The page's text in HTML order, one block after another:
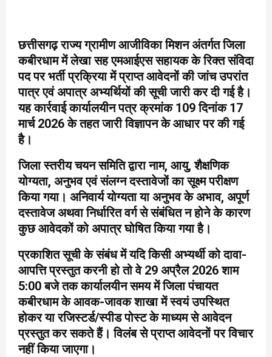
छत्तीसगढ़ राज्य ग्रामीण आजीविका मिशन अंतर्गत जिला
कबीरधाम में लेखा सह एमआईएस सहायक के रिक्त संविदा
पद पर भर्ती प्रक्रिया में प्राप्त आवेदनों की जांच उपरांत
पात्र एवं अपात्र अभ्यर्थियों की सूची जारी कर दी गई है।
यह कार्रवाई कार्यालयीन पत्र क्रमांक 109 दिनांक 17
मार्च 2026 के तहत जारी विज्ञापन के आधार पर की गई
है।
जिला स्तरीय चयन समिति द्वारा नाम, आयु, शैक्षणिक
योग्यता, अनुभव एवं संलग्न दस्तावेजों का सूक्ष्म परीक्षण
किया गया। अनिवार्य योग्यता या अनुभव के अभाव, अपूर्ण
दस्तावेज अथवा निर्धारित वर्ग से संबंधित न होने के कारण
कुछ आवेदकों को अपात्र घोषित किया गया है।
प्रकाशित सूची के संबंध में यदि किसी अभ्यर्थी को दावा-
आपत्ति प्रस्तुत करनी हो तो वे 29 अप्रैल 2026 शाम
5:00 बजे तक कार्यालयीन समय में जिला पंचायत
कबीरधाम के आवक-जावक शाखा में स्वयं उपस्थित
होकर या रजिस्टर्ड/स्पीड पोस्ट के माध्यम से आवेदन
प्रस्तुत कर सकते हैं। विलंब से प्राप्त आवेदनों पर विचार
नहीं किया जाएगा।